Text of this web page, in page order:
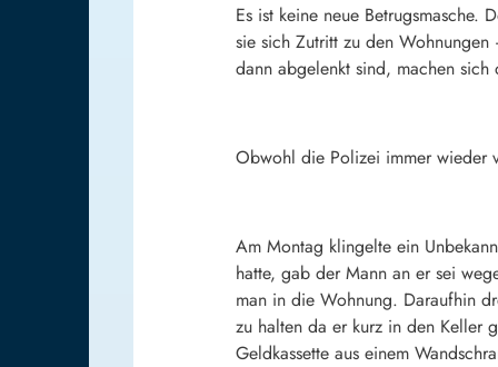
Es ist keine neue Betrugsmasche.
sie sich Zutritt zu den
dann abgelenkt sind, machen
Obwohl die Polizei immer wieder
Am Montag klingelte ein
hatte, gab der Mann an er sei
man in die Wohnung. Daraufhin
zu halten da er kurz in den Keller
Geldkassette aus einem